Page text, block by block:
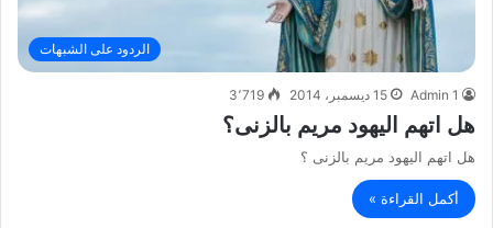
الردود على الشبهات
Admin 1 15 ديسمبر، 2014 3٬719
هل اتهم اليهود مريم بالزنى؟
هل اتهم اليهود مريم بالزنى ؟
أكمل القراءة »